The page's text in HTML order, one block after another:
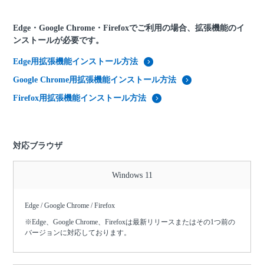
Edge・Google Chrome・Firefoxでご利用の場合、拡張機能のイ
ンストールが必要です。
Edge用拡張機能インストール方法
Google Chrome用拡張機能インストール方法
Firefox用拡張機能インストール方法
対応ブラウザ
Windows 11
Edge / Google Chrome / Firefox
※Edge、Google Chrome、Firefoxは最新リリースまたはその1つ前の
バージョンに対応しております。